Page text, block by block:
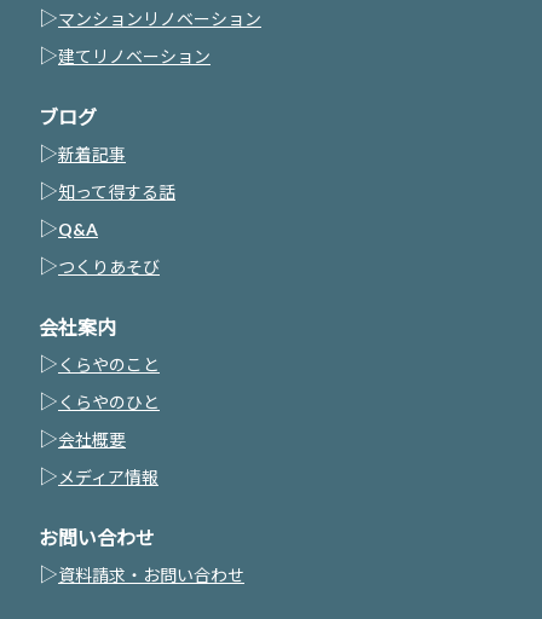
▷マンションリノベーション
▷建てリノベーション
ブログ
▷新着記事
▷知って得する話
▷Q&A
▷つくりあそび
会社案内
▷ くらやのこと
▷ くらやのひと
▷会社概要
▷メディア情報
お問い合わせ
▷資料請求・お問い合わせ